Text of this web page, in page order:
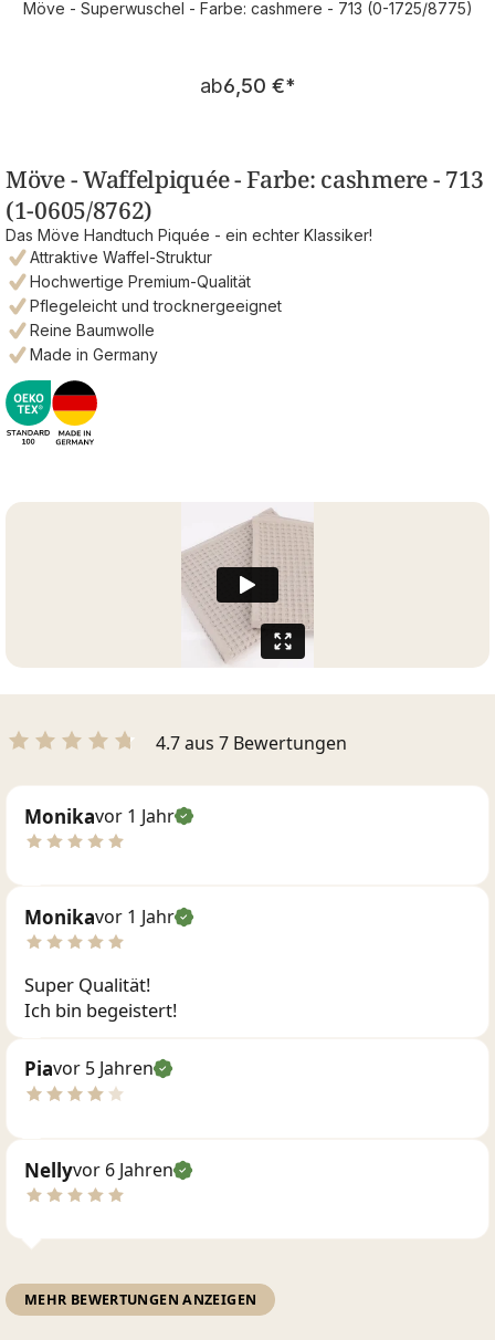
Möve - Superwuschel - Farbe: cashmere - 713 (0-1725/8775)
Regulärer Preis:
ab6,50 €*
Möve - Waffelpiquée - Farbe: cashmere - 713
(1-0605/8762)
Das Möve Handtuch Piquée - ein echter Klassiker!
Attraktive Waffel-Struktur
Hochwertige Premium-Qualität
Pflegeleicht und trocknergeeignet
Reine Baumwolle
Made in Germany
4.7 aus 7 Bewertungen
Monikavor 1 Jahr
Monikavor 1 Jahr
Super Qualität!
Ich bin begeistert!
Piavor 5 Jahren
Nellyvor 6 Jahren
MEHR BEWERTUNGEN ANZEIGEN